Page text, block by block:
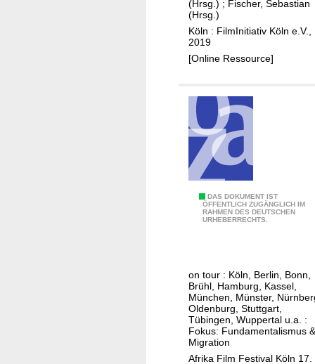
i
l
m
F
s
i
a
l
(Hrsg.) ; Fischer, Sebastian
(Hrsg.)
Köln : FilmInitiativ Köln e.V.,
2019
[Online Ressource]
DAS DOKUMENT IST
ÖFFENTLICH ZUGÄNGLICH IM
RAHMEN DES DEUTSCHEN
URHEBERRECHTS.
a
F
i
l
m
on tour : Köln, Berlin, Bonn,
Brühl, Hamburg, Kassel,
München, Münster,
Oldenburg, Stuttgart,
Tübingen, Wuppertal u.a. :
Fokus: Fundamentalismus &
Migration
Afrika Film Festival Köln 17.